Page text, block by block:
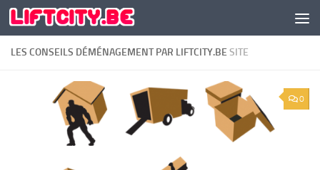
Skip to content
LES CONSEILS DÉMÉNAGEMENT PAR LIFTCITY.BESITE
0